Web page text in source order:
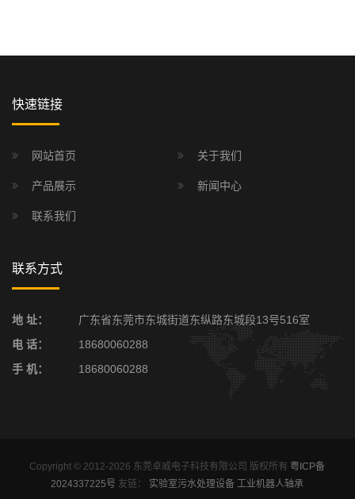
快速链接
网站首页 关于我们
产品展示 新闻中心
联系我们
联系方式
地 址：
广东省东莞市东城街道东纵路东城段13号516室
电 话：
18680060288
手 机：
18680060288
Copyright © 2012-2026 东莞卓威电子科技有限公司 版权所有 粤ICP备
2024337225号 友链： 实验室污水处理设备 工业机器人轴承